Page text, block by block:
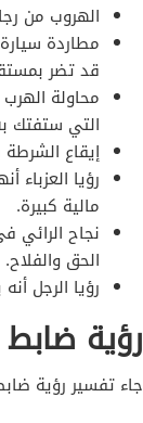
الهروب من
مطاردة
قد تضر
محاولة
التي ستفتك
إيقاع
رؤيا
مالية كبيرة.
نجاح الرائي
الحق والفلاح.
رؤيا الرجل
رؤية
جاء تفسير رؤية